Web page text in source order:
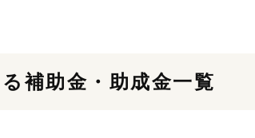
補助金・助成金一覧